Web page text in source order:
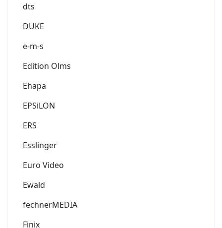
dts
DUKE
e-m-s
Edition Olms
Ehapa
EPSiLON
ERS
Esslinger
Euro Video
Ewald
fechnerMEDIA
Finix